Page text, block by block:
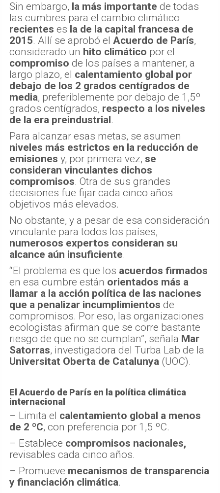
Sin embargo, la más importante de todas
las cumbres para el cambio climático
recientes es la de la capital francesa de
2015. Allí se aprobó el Acuerdo de París,
considerado un hito climático por el
compromiso de los países a mantener, a
largo plazo, el calentamiento global por
debajo de los 2 grados centígrados de
media, preferiblemente por debajo de 1,5º
grados centígrados, respecto a los niveles
de la era preindustrial.
Para alcanzar esas metas, se asumen
niveles más estrictos en la reducción de
emisiones y, por primera vez, se
consideran vinculantes dichos
compromisos. Otra de sus grandes
decisiones fue fijar cada cinco años
objetivos más elevados.
No obstante, y a pesar de esa consideración
vinculante para todos los países,
numerosos expertos consideran su
alcance aún insuficiente.
“El problema es que los acuerdos firmados
en esa cumbre están orientados más a
llamar a la acción política de las naciones
que a penalizar incumplimientos de
compromisos. Por eso, las organizaciones
ecologistas afirman que se corre bastante
riesgo de que no se cumplan”, señala Mar
Satorras, investigadora del Turba Lab de la
Universitat Oberta de Catalunya (UOC).
El Acuerdo de París en la política climática
internacional
– Limita el calentamiento global a menos
de 2 ºC, con preferencia por 1,5 ºC.
– Establece compromisos nacionales,
revisables cada cinco años.
– Promueve mecanismos de transparencia
y financiación climática.